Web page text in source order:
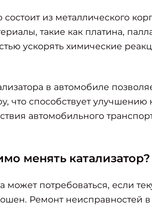
из металлического
такие как платина,
ускорять химические
в автомобиле
что способствует улучшению
автомобильного
менять катализатор?
может потребоваться, если
Ремонт неисправностей